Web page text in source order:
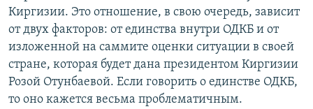
Киргизии. Это отношение, в свою очередь, зависит
от двух факторов: от единства внутри ОДКБ и от
изложенной на саммите оценки ситуации в своей
стране, которая будет дана президентом Киргизии
Розой Отунбаевой. Если говорить о единстве ОДКБ,
то оно кажется весьма проблематичным.